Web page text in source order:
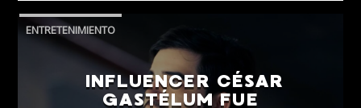
ENTRETENIMIENTO
INFLUENCER CÉSAR
GASTÉLUM FUE